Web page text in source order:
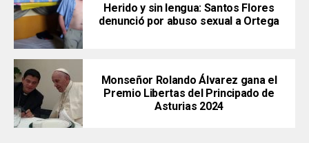
Herido y sin lengua: Santos Flores
denunció por abuso sexual a Ortega
Monseñor Rolando Álvarez gana el
Premio Libertas del Principado de
Asturias 2024